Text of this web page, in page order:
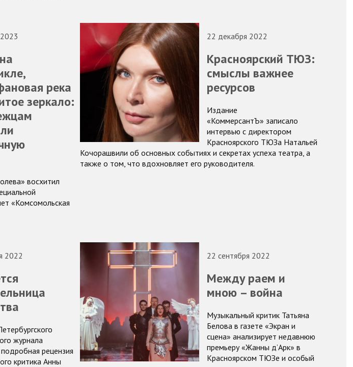
река
зеркало:
восхитил
«Комсомольская
22 декабря 2022
Красноярский ТЮЗ:
смыслы важнее
ресурсов
Издание
«КоммерсантЪ» записало
интервью с директором
Красноярского ТЮЗа Натальей
Кочорашвили об основных событиях и секретах успеха театра, а
также о том, что вдохновляет его руководителя.
2022
журнала
рецензия
критика Анны
22 сентября 2022
Между раем и
мною – война
Музыкальный критик Татьяна
Белова в газете «Экран и
сцена» анализирует недавнюю
премьеру «Жанны д’Арк» в
Красноярском ТЮЗе и особый